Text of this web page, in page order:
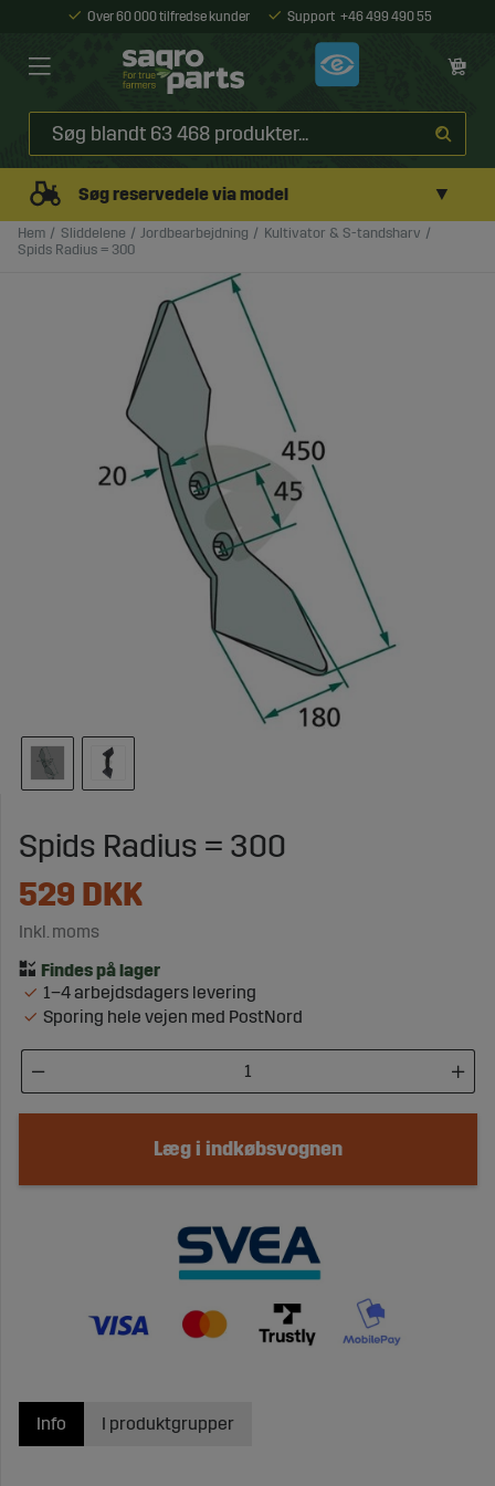
Over 60 000 tilfredse kunder Support +46 499 490 55
Søg reservedele via model ▼
Hem Sliddelene Jordbearbejdning
Kultivator & S-tandsharv
Spids Radius = 300
Spids Radius = 300
529 DKK
Inkl. moms
1–4 arbejdsdagers levering
Sporing hele vejen med PostNord
Læg i indkøbsvognen
Info I produktgrupper